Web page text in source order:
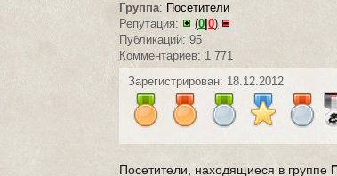
Группа: Посетители
Репутация:
(0 |0)
Публикаций: 95
Комментариев: 1 771
Зарегистрирован: 18.12.2012
Посетители, находящиеся в группе